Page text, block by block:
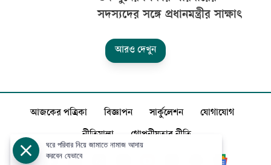
সদস্যদের সঙ্গে প্রধানমন্ত্রীর সাক্ষাৎ
আরও দেখুন
আজকের পত্রিকা বিজ্ঞাপন সার্কুলেশন যোগাযোগ
নীতিমালা গোপনীয়তার নীতি
ঘরে পরিবার নিয়ে জামাতে নামাজ আদায়
করবেন যেভাবে